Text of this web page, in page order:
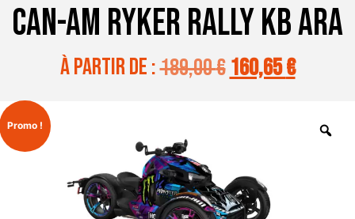
CAN-AM RYKER RALLY KB ARA
à partir de :189,00€ 160,65€
Promo !